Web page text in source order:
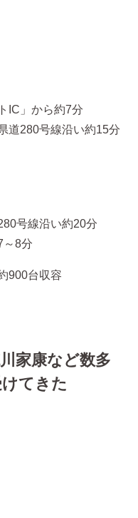
IC」から約7分
道280号線沿い約15分
号線沿い約20分
～8分
900台収容
家康など数多
てきた